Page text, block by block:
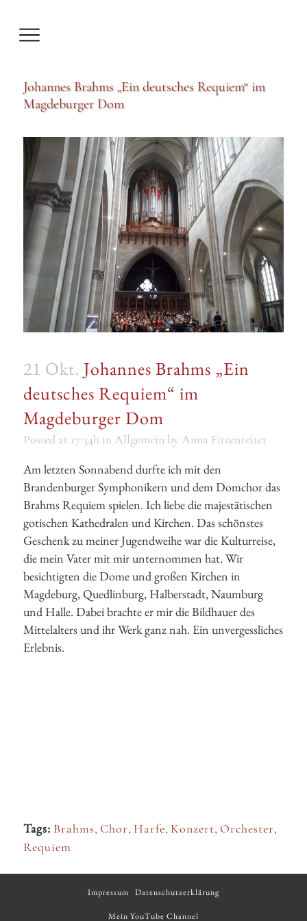
Johannes Brahms „Ein deutsches Requiem“ im
Magdeburger Dom
21 Okt. Johannes Brahms „Ein
deutsches Requiem“ im
Magdeburger Dom
Posted at 17:34h in Allgemein by Anna Fitzenreiter
Am letzten Sonnabend durfte ich mit den
Brandenburger Symphonikern und dem Domchor das
Brahms Requiem spielen. Ich liebe die majestätischen
gotischen Kathedralen und Kirchen. Das schönstes
Geschenk zu meiner Jugendweihe war die Kulturreise,
die mein Vater mit mir unternommen hat. Wir
besichtigten die Dome und großen Kirchen in
Magdeburg, Quedlinburg, Halberstadt, Naumburg
und Halle. Dabei brachte er mir die Bildhauer des
Mittelalters und ihr Werk ganz nah. Ein unvergessliches
Erlebnis.
Tags: Brahms, Chor, Harfe, Konzert, Orchester,
Requiem
Impressum Datenschutzerklärung
Mein YouTube Channel